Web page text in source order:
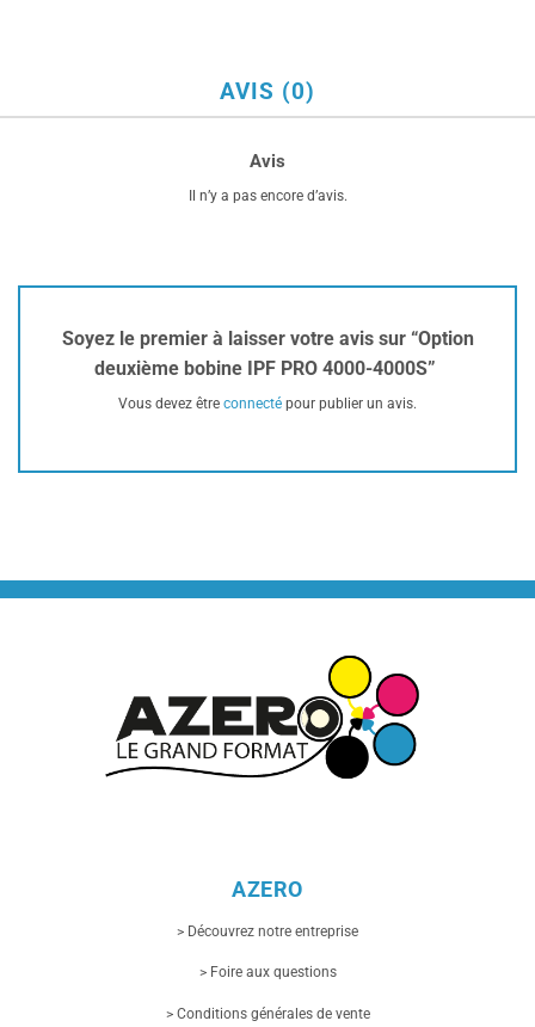
AVIS (0)
Avis
Il n’y a pas encore d’avis.
Soyez le premier à laisser votre avis sur “Option
deuxième bobine IPF PRO 4000-4000S”
Vous devez être connecté pour publier un avis.
AZERO
> Découvrez notre entreprise
> Foire aux questions
> Conditions générales de vente